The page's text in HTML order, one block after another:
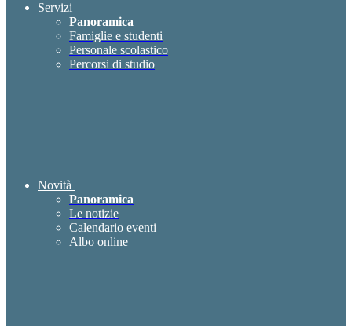
Servizi
Panoramica
Famiglie e studenti
Personale scolastico
Percorsi di studio
Novità
Panoramica
Le notizie
Calendario eventi
Albo online